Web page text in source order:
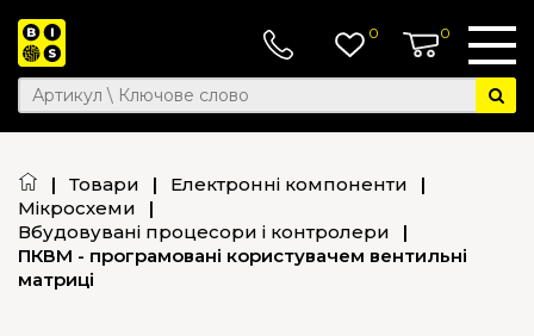
0 0
| Товари | Електронні компоненти
|
Мікросхеми
|
Вбудовувані процесори і контролери
|
ПКВМ - програмовані користувачем вентильні
матриці